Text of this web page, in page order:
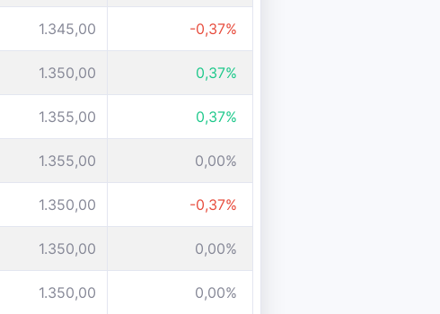
1.345,00 -0,37%
1.350,00 0,37%
1.355,00 0,37%
1.355,00 0,00%
1.350,00 -0,37%
1.350,00 0,00%
1.350,00 0,00%